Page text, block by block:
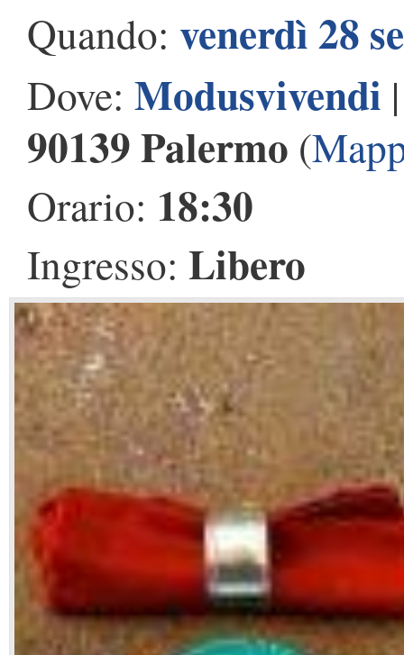
Quando: venerdì 28
Dove: Modusvivendi
90139 Palermo (
Orario: 18:30
Ingresso: Libero